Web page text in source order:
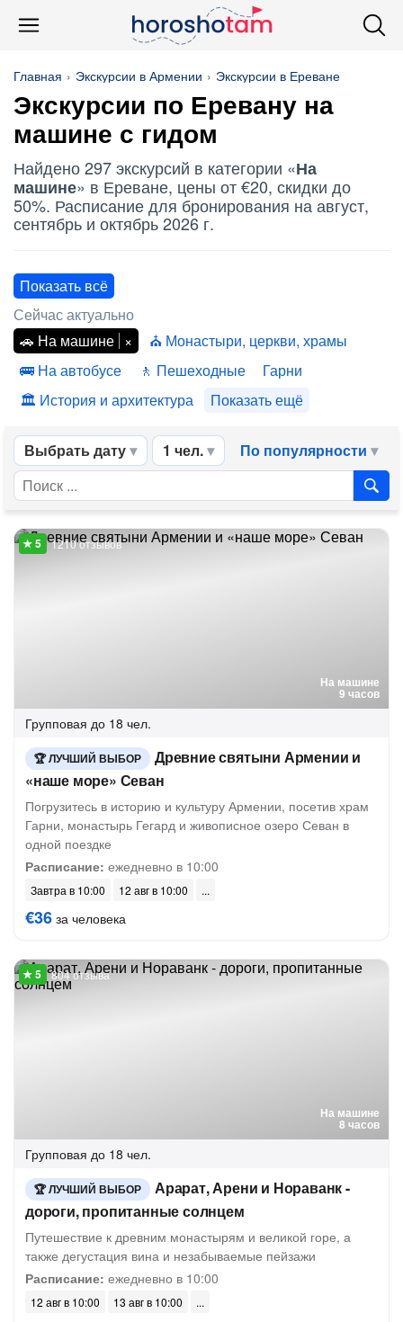
Главная Экскурсии в Армении Экскурсии в Ереване
Экскурсии по Еревану на
машине с гидом
Найдено 297 экскурсий в категории «На
машине» в Ереване, цены от €20, скидки до
50%. Расписание для бронирования на август,
сентябрь и октябрь 2026 г.
Показать всё
Сейчас актуально
На машине
Монастыри, церкви, храмы
На автобусе
Пешеходные
Гарни
История и архитектура
Показать ещё
Выбрать дату 1 чел. По популярности
На машине
9 часов
1210 отзывов
Групповая до 18 чел.
ЛУЧШИЙ ВЫБОР
Древние святыни Армении и
«наше море» Севан
Погрузитесь в историю и культуру Армении, посетив храм
Гарни, монастырь Гегард и живописное озеро Севан в
одной поездке
Расписание: ежедневно в 10:00
Завтра в 10:00 12 авг в 10:00
€36 за человека
На машине
8 часов
804 отзыва
Групповая до 18 чел.
ЛУЧШИЙ ВЫБОР
Арарат, Арени и Нораванк -
дороги, пропитанные солнцем
Путешествие к древним монастырям и великой горе, а
также дегустация вина и незабываемые пейзажи
Расписание: ежедневно в 10:00
12 авг в 10:00 13 авг в 10:00